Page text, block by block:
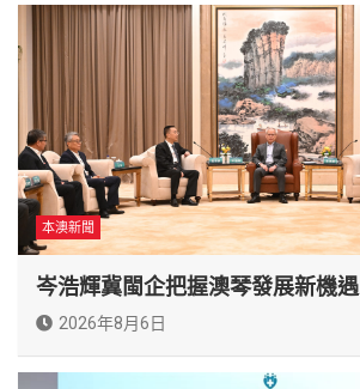
本澳新聞
岑浩輝冀閩企把握澳琴發展新機遇
2026年8月6日